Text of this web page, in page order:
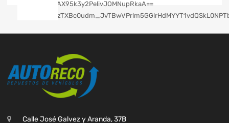
Calle José Galvez y Aranda, 37B